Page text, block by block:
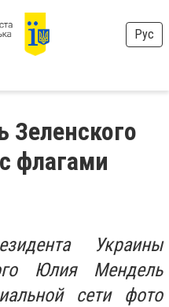
Рус
Зеленского
флагами
Украины
Юлия Мендель
сети фото